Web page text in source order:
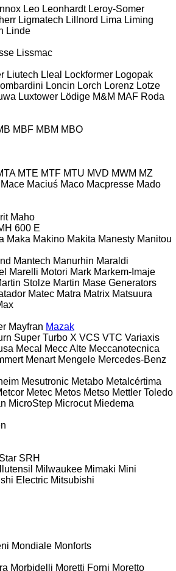
Leo Leonhardt Leroy-Somer
Ligmatech Lillnord Lima Liming
Linde
Lissmac
Liutech Lleal Lockformer Logopak
Loncin Lorch Lorenz Lotze
Luxtower Lödige M&M MAF Roda
MBF MBM MBO
MTE MTF MTU MVD MWM MZ
Mace Maciuś Maco Macpresse Mado
Maho
600 E
Maka Makino Makita Manesty Manitou
Mantech Manurhin Maraldi
Marelli Motori Mark Markem-Imaje
Stolze Martin Mase Generators
Matec Matra Matrix Matsuura
Mayfran Mazak
Super Turbo X VCS VTC Variaxis
Mecal Mecc Alte Meccanotecnica
Menart Mengele Mercedes-Benz
Mesutronic Metabo Metalcértima
Metec Metos Metso Mettler Toledo
MicroStep Microcut Miedema
SRH
Milwaukee Mimaki Mini
Electric Mitsubishi
Mondiale Monforts
Morbidelli Moretti Forni Moretto